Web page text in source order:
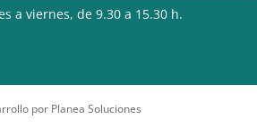
a viernes, de 9.30 a 15.30 h.
por Planea Soluciones